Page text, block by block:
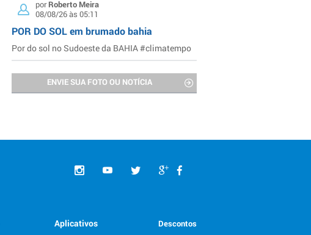
porRoberto Meira
08/08/26 às 05:11
POR DO SOL em brumado bahia
Por do sol no Sudoeste da BAHIA #climatempo
ENVIE SUA FOTO OU NOTÍCIA
Descontos
Aplicativos